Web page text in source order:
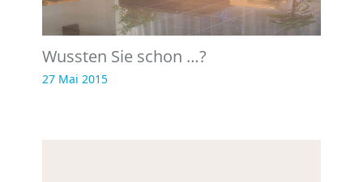
Wussten Sie schon …?
27 Mai 2015